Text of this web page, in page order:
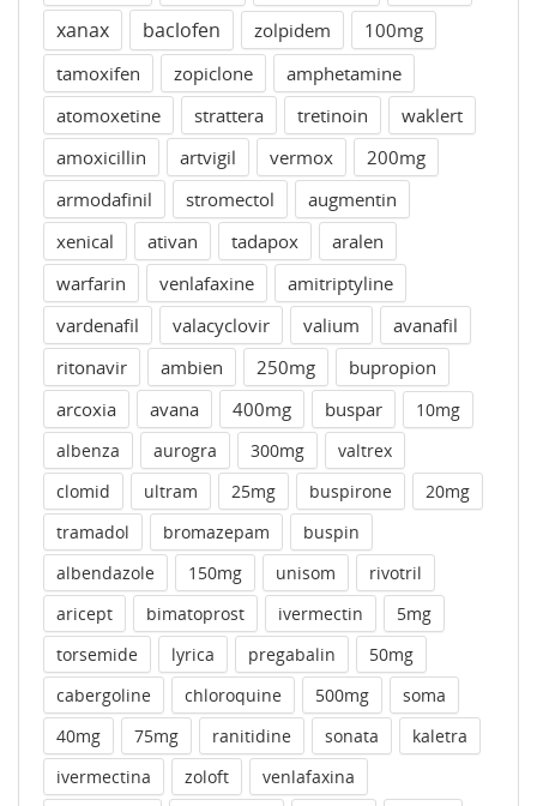
xanax
baclofen zolpidem
100mg
tamoxifen
zopiclone
amphetamine
atomoxetine
strattera tretinoin
waklert
amoxicillin
artvigil vermox
200mg
armodafinil
stromectol
augmentin
xenical
ativan tadapox
aralen
warfarin
venlafaxine
amitriptyline
vardenafil
valacyclovir valium
avanafil
ritonavir
ambien 250mg
bupropion
arcoxia
avana 400mg buspar
10mg
albenza
aurogra 300mg
valtrex
clomid
ultram 25mg buspirone
20mg
tramadol
bromazepam
buspin
albendazole
150mg unisom
rivotril
aricept
bimatoprost ivermectin
5mg
torsemide
lyrica pregabalin
50mg
cabergoline
chloroquine 500mg
soma
40mg
75mg ranitidine sonata
kaletra
ivermectina
zoloft venlafaxina